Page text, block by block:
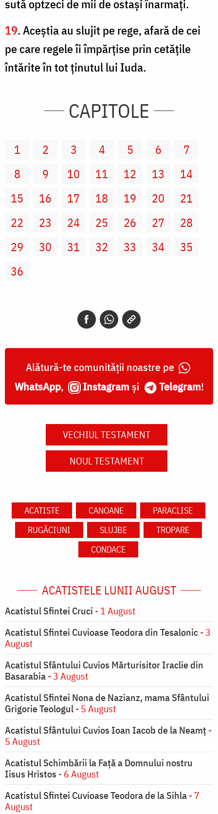
sută optzeci de mii de ostaşi înarmaţi.
19. Aceştia au slujit pe rege, afară de cei
pe care regele îi împărţise prin cetăţile
întărite în tot ţinutul lui Iuda.
CAPITOLE
1 2 3 4 5 6
7
8
9 10 11 12 13
14
15
16 17 18 19 20
21
22
23 24 25 26 27
28
29
30 31 32 33 34
35
36
Alătură-te comunității noastre pe
WhatsApp, Instagram și Telegram!
VECHIUL TESTAMENT
NOUL TESTAMENT
ACATISTE CANOANE
PARACLISE
RUGĂCIUNI
SLUJBE
TROPARE
CONDACE
ACATISTELE LUNII AUGUST
Acatistul Sfintei Cruci - 1 August
Acatistul Sfintei Cuvioase Teodora din Tesalonic- 3
August
Acatistul Sfântului Cuvios Mărturisitor Iraclie din
Basarabia- 3 August
Acatistul Sfintei Nona de Nazianz, mama Sfântului
Grigorie Teologul- 5 August
Acatistul Sfântului Cuvios Ioan Iacob de la Neamț -
5 August
Acatistul Schimbării la Faţă a Domnului nostru
Iisus Hristos - 6 August
Acatistul Sfintei Cuvioase Teodora de la Sihla- 7
August